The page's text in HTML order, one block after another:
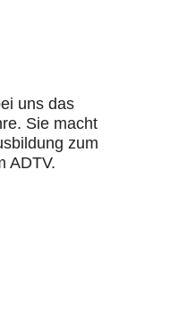
uns das
Sie macht
zum
ADTV.